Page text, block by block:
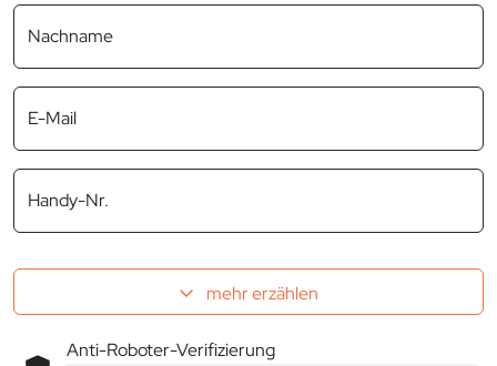
Nachname
E-Mail
Handy-Nr.
mehr erzählen
Anti-Roboter-Verifizierung